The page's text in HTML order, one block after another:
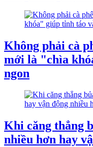
Không phải cà
mới là "chìa
ngon
Khi căng thẳng
nhiều hơn hay